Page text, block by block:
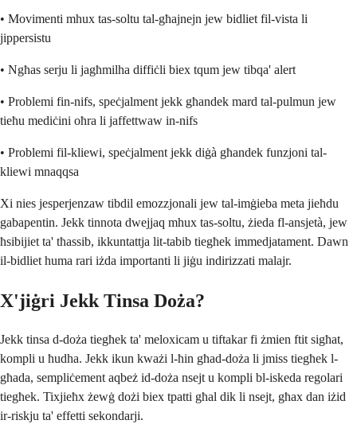
• Movimenti mhux tas-soltu tal-għajnejn jew bidliet fil-vista li
jippersistu
• Ngħas serju li jagħmilha diffiċli biex tqum jew tibqa' alert
• Problemi fin-nifs, speċjalment jekk għandek mard tal-pulmun jew
tieħu mediċini oħra li jaffettwaw in-nifs
• Problemi fil-kliewi, speċjalment jekk diġà għandek funzjoni tal-
kliewi mnaqqsa
Xi nies jesperjenzaw tibdil emozzjonali jew tal-imġieba meta jieħdu
gabapentin. Jekk tinnota dwejjaq mhux tas-soltu, żieda fl-ansjetà, jew
ħsibijiet ta' tħassib, ikkuntattja lit-tabib tiegħek immedjatament. Dawn
il-bidliet huma rari iżda importanti li jiġu indirizzati malajr.
X'jiġri Jekk Tinsa Doża?
Jekk tinsa d-doża tiegħek ta' meloxicam u tiftakar fi żmien ftit sigħat,
kompli u ħudha. Jekk ikun kważi l-ħin għad-doża li jmiss tiegħek l-
għada, sempliċement aqbeż id-doża nsejt u kompli bl-iskeda regolari
tiegħek. Tixjieħx żewġ dożi biex tpatti għal dik li nsejt, għax dan iżid
ir-riskju ta' effetti sekondarji.